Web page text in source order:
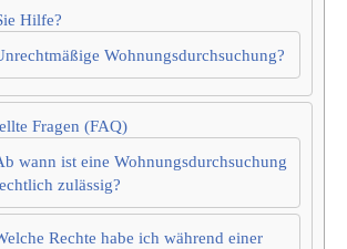
Hilfe?
Wohnungsdurchsuchung?
Fragen (FAQ)
wann ist eine Wohnungsdurchsuchung
zulässig?
Rechte habe ich während einer